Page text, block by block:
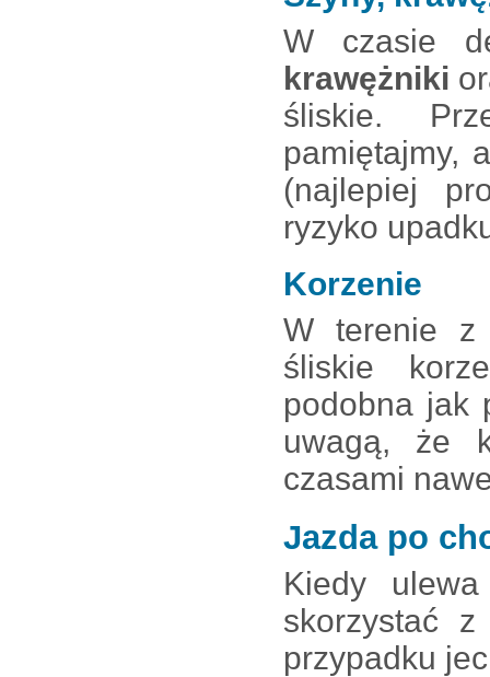
W czasie
krawężniki
śliskie.
pamiętajmy,
(najlepiej
ryzyko
Korzenie
W terenie z
śliskie
podobna jak
uwagą, że
czasami
Jazda po
Kiedy
skorzystać
przypadku